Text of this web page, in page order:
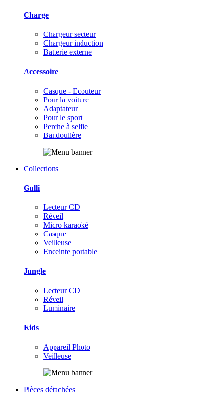
Charge
Chargeur secteur
Chargeur induction
Batterie externe
Accessoire
Casque - Ecouteur
Pour la voiture
Adaptateur
Pour le sport
Perche à selfie
Bandoulière
Collections
Gulli
Lecteur CD
Réveil
Micro karaoké
Casque
Veilleuse
Enceinte portable
Jungle
Lecteur CD
Réveil
Luminaire
Kids
Appareil Photo
Veilleuse
Pièces détachées